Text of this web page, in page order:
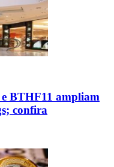
BTHF11 ampliam
confira